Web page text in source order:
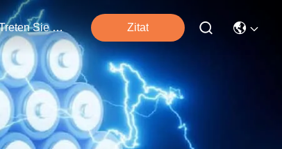
Treten Sie Mit Uns In Verbindung Zitat